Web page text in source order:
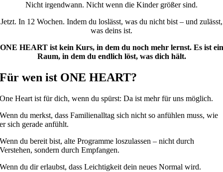
Nicht irgendwann. Nicht wenn die Kinder größer sind.
Jetzt. In 12 Wochen. Indem du loslässt, was du nicht bist – und zulässt,
was deins ist.
ONE HEART ist kein Kurs, in dem du noch mehr lernst. Es ist ein
Raum, in dem du endlich löst, was dich hält.
Für wen ist ONE HEART?
One Heart ist für dich, wenn du spürst: Da ist mehr für uns möglich.
Wenn du merkst, dass Familienalltag sich nicht so anfühlen muss, wie
er sich gerade anfühlt.
Wenn du bereit bist, alte Programme loszulassen – nicht durch
Verstehen, sondern durch Empfangen.
Wenn du dir erlaubst, dass Leichtigkeit dein neues Normal wird.